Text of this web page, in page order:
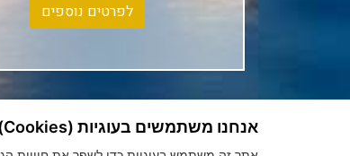
לפרטים נוספים
אנחנו משתמשים בעוגיות (Cookies)